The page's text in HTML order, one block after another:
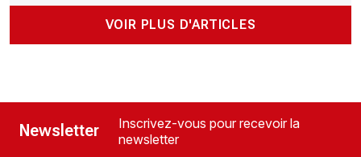
VOIR PLUS D'ARTICLES
Newsletter
Inscrivez-vous pour recevoir la
newsletter